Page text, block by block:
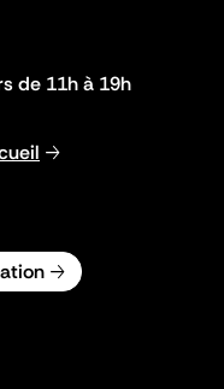
de 11h à 19h